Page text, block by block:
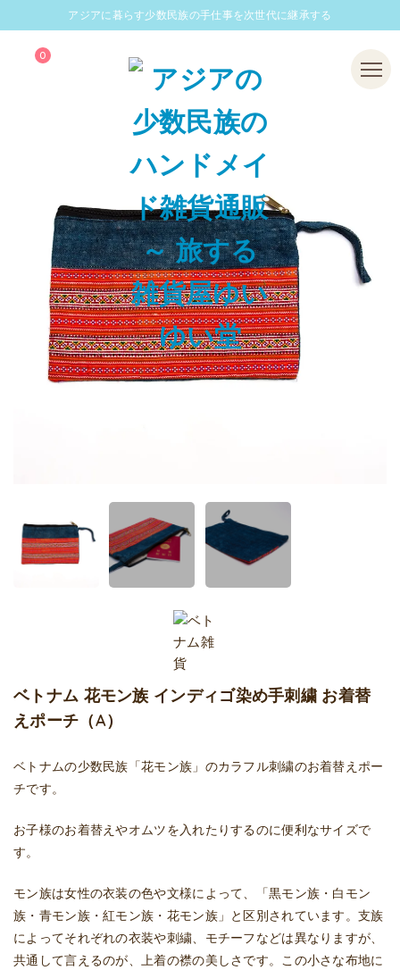
アジアに暮らす少数民族の手仕事を次世代に継承する
0 Menu
ベトナム 花モン族 インディゴ染め手刺繍 お着替
えポーチ（A）
ベトナムの少数民族「花モン族」のカラフル刺繍のお着替えポー
チです。
お子様のお着替えやオムツを入れたりするのに便利なサイズで
す。
モン族は女性の衣装の色や文様によって、「黒モン族・白モン
族・青モン族・紅モン族・花モン族」と区別されています。支族
によってそれぞれの衣装や刺繍、モチーフなどは異なりますが、
共通して言えるのが、上着の襟の美しさです。この小さな布地に